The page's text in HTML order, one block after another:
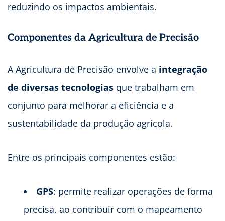
reduzindo os impactos ambientais.
Componentes da Agricultura de Precisão
A Agricultura de Precisão envolve a integração
de diversas tecnologias que trabalham em
conjunto para melhorar a eficiência e a
sustentabilidade da produção agrícola.
Entre os principais componentes estão:
GPS: permite realizar operações de forma
precisa, ao contribuir com o mapeamento